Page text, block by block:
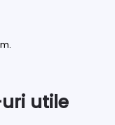
utile